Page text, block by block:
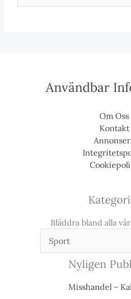
Användbar
Om Oss
Kontakt
Bläddra bland alla
Nyligen
Misshandel –